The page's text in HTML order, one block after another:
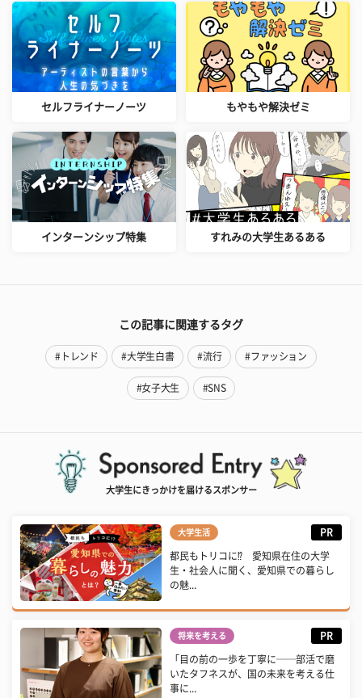
セルフライナーノーツ もやもや解決ゼミ
インターンシップ特集 すれみの大学生あるある
この記事に関連するタグ
#トレンド #大学生白書 #流行 #ファッション
#女子大生 #SNS
大学生にきっかけを届けるスポンサー
大学生活 PR
都民もトリコに⁉ 愛知県在住の大学
生・社会人に聞く、愛知県での暮らし
の魅...
将来を考える PR
「目の前の一歩を丁寧に──部活で磨
いたタフネスが、国の未来を考える仕
事に...